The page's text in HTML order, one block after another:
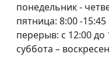
понедельник -
пятница: 8:00 -15:45
перерыв: с 12:00 до
суббота –